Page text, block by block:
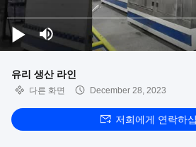
유리 생산 라인
다른 화면 December 28, 2023
저희에게 연락하